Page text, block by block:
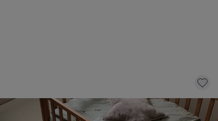
TIROIR DE LIT POUR LIT ÉVOLUTIF ET LIT